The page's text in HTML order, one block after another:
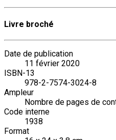
Livre broché
Date de publication
11 février 2020
ISBN-13
978-2-7574-3024-8
Ampleur
Nombre de pages de
Code interne
1938
Format